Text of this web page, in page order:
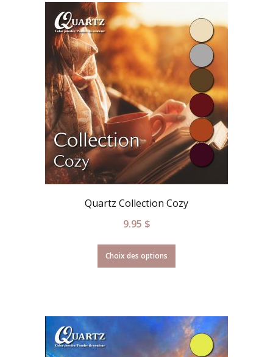
Quartz Collection Cozy
9.95 $
Choix des options